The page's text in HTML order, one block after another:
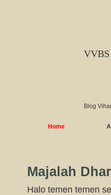
VVBS
Blog
Home
Majalah
Halo temen temen